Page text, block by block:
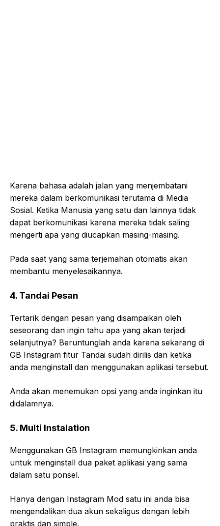
Karena bahasa adalah jalan yang menjembatani
mereka dalam berkomunikasi terutama di Media
Sosial. Ketika Manusia yang satu dan lainnya tidak
dapat berkomunikasi karena mereka tidak saling
mengerti apa yang diucapkan masing-masing.
Pada saat yang sama terjemahan otomatis akan
membantu menyelesaikannya.
4. Tandai Pesan
Tertarik dengan pesan yang disampaikan oleh
seseorang dan ingin tahu apa yang akan terjadi
selanjutnya? Beruntunglah anda karena sekarang di
GB Instagram fitur Tandai sudah dirilis dan ketika
anda menginstall dan menggunakan aplikasi tersebut.
Anda akan menemukan opsi yang anda inginkan itu
didalamnya.
5. Multi Instalation
Menggunakan GB Instagram memungkinkan anda
untuk menginstall dua paket aplikasi yang sama
dalam satu ponsel.
Hanya dengan Instagram Mod satu ini anda bisa
mengendalikan dua akun sekaligus dengan lebih
praktis dan simple.